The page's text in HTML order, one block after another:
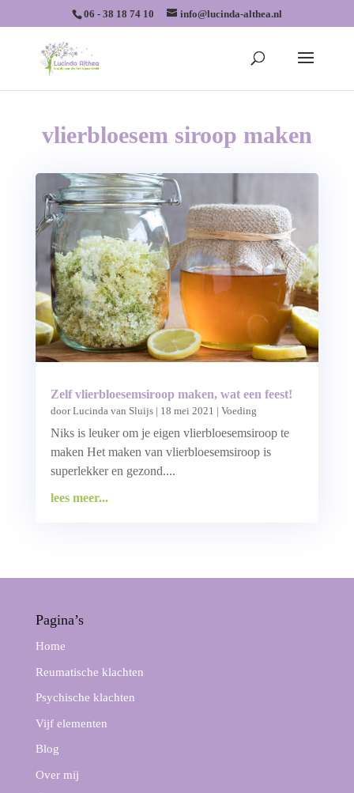
06 - 38 18 74 10 info@lucinda-althea.nl
vlierbloesem siroop maken
Zelf vlierbloesemsiroop maken, wat een feest!
doorLucinda van Sluijs| 18 mei 2021 | Voeding
Niks is leuker om je eigen vlierbloesemsiroop te
maken Het maken van vlierbloesemsiroop is
superlekker en gezond....
lees meer...
Pagina’s
Home
Reumatische klachten
Psychische klachten
Vijf elementen
Blog
Over mij